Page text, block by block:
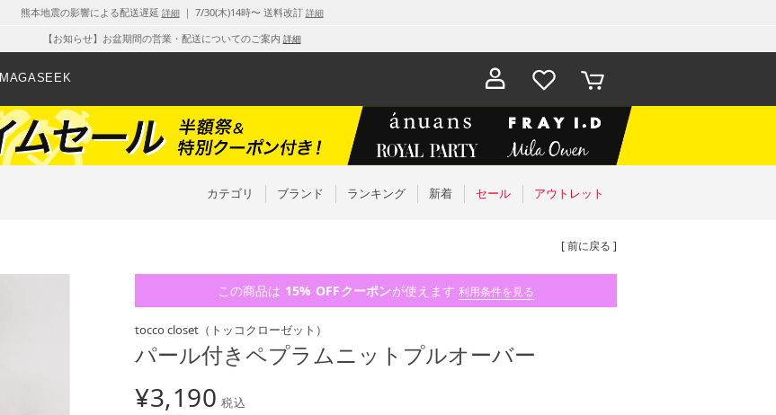
熊本地震の影響による配送遅延 詳細｜ 7/30(木)14時〜 送料改訂 詳細
【お知らせ】お盆期間の営業・配送についてのご案内 詳細
MAGASEEK
お気に入
り
カート
カテゴリ ブランド ランキング 新着 セール アウトレット
[ 前に戻る ]
この商品は 15% OFFクーポンが使えます 利用条件を見る
tocco closet （トッコクローゼット）
パール付きペプラムニットプルオーバー
¥3,190 税込